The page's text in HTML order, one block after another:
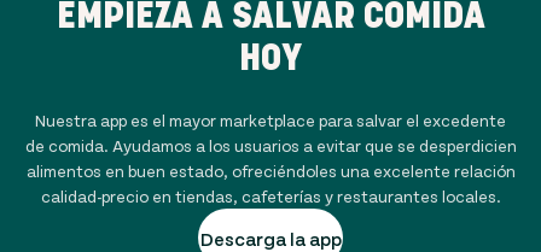
EMPIEZA A SALVAR COMIDA
HOY
Nuestra app es el mayor marketplace para salvar el excedente
de comida. Ayudamos a los usuarios a evitar que se desperdicien
alimentos en buen estado, ofreciéndoles una excelente relación
calidad-precio en tiendas, cafeterías y restaurantes locales.
Descarga la app